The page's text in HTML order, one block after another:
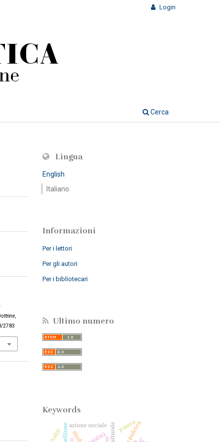
Cerca
Login
,
2783
Lingua
English
Italiano
Informazioni
Per i lettori
Per gli autori
Per i bibliotecari
Ultimo numero
Keywords
azione sociale
statalità
naxalitiribellione piazza